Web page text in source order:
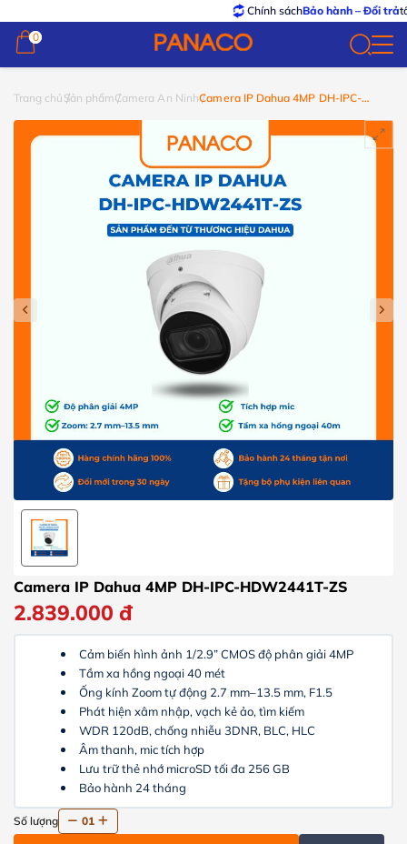
Chính sáchBảo hành – Đổi trảtốt nhất
0
0
Trang chủ Sản phẩmCamera An NinhCamera IP Dahua 4MP DH-IPC-
Camera IP Dahua 4MP DH-IPC-HDW2441T-ZS
2.839.000 đ
Cảm biến hình ảnh 1/2.9” CMOS độ phân giải 4MP
Tầm xa hồng ngoại 40 mét
Ống kính Zoom tự động 2.7 mm–13.5 mm, F1.5
Phát hiện xâm nhập, vạch kẻ ảo, tìm kiếm
WDR 120dB, chống nhiễu 3DNR, BLC, HLC
Âm thanh, mic tích hợp
Lưu trữ thẻ nhớ microSD tối đa 256 GB
Bảo hành 24 tháng
Số lượng 01